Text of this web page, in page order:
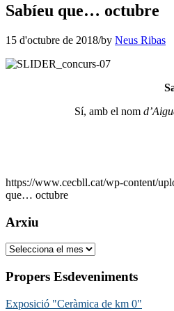
Sabíeu que… octubre
15 d'octubre de 2018/by Neus Ribas
Sí, amb el nom
https://www.cecbll.cat/wp-content/
que… octubre
Arxiu
Arxiu
Propers Esdeveniments
Exposició "Ceràmica de km 0"